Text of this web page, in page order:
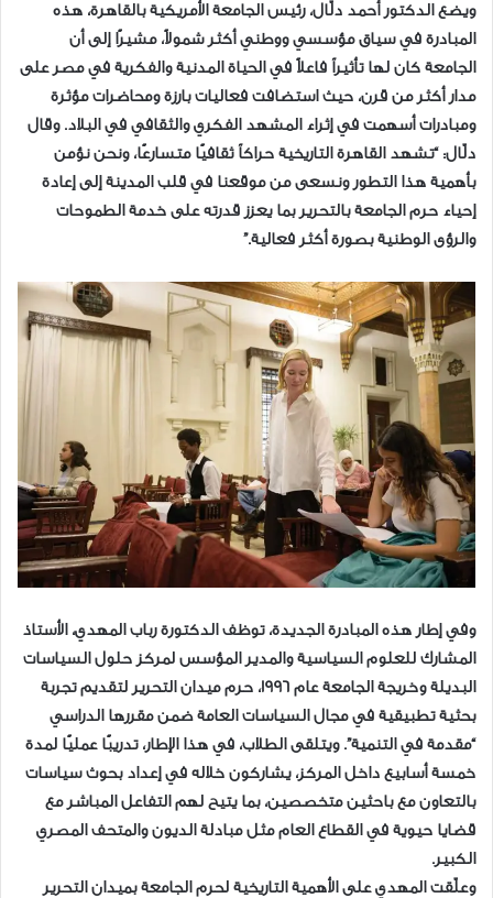
ويضع الدكتور أحمد دلّال، رئيس الجامعة الأمريكية بالقاهرة، هذه
المبادرة في سياق مؤسسي ووطني أكثر شمولاً، مشيرًا إلى أن
الجامعة كان لها تأثيراً فاعلاً في الحياة المدنية والفكرية في مصر على
مدار أكثر من قرن، حيث استضافت فعاليات بارزة ومحاضرات مؤثرة
ومبادرات أسهمت في إثراء المشهد الفكري والثقافي في البلاد. وقال
دلّال: “تشهد القاهرة التاريخية حراكاً ثقافيًا متسارعًا، ونحن نؤمن
بأهمية هذا التطور ونسعى من موقعنا في قلب المدينة إلى إعادة
إحياء حرم الجامعة بالتحرير بما يعزز قدرته على خدمة الطموحات
والرؤى الوطنية بصورة أكثر فعالية.”
وفي إطار هذه المبادرة الجديدة، توظف الدكتورة رباب المهدي، الأستاذ
المشارك للعلوم السياسية والمدير المؤسس لمركز حلول السياسات
البديلة وخريجة الجامعة عام 1996، حرم ميدان التحرير لتقديم تجربة
بحثية تطبيقية في مجال السياسات العامة ضمن مقررها الدراسي
“مقدمة في التنمية”. ويتلقى الطلاب، في هذا الإطار، تدريبًا عمليًا لمدة
خمسة أسابيع داخل المركز، يشاركون خلاله في إعداد بحوث سياسات
بالتعاون مع باحثين متخصصين، بما يتيح لهم التفاعل المباشر مع
قضايا حيوية في القطاع العام مثل مبادلة الديون والمتحف المصري
الكبير.
وعلّقت المهدي على الأهمية التاريخية لحرم الجامعة بميدان التحرير